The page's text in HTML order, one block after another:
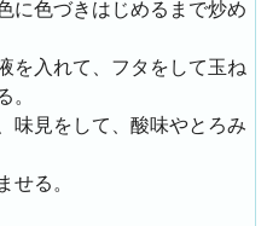
に色づきはじめるまで炒め
を入れて、フタをして玉ね
味見をして、酸味やとろみ
る。